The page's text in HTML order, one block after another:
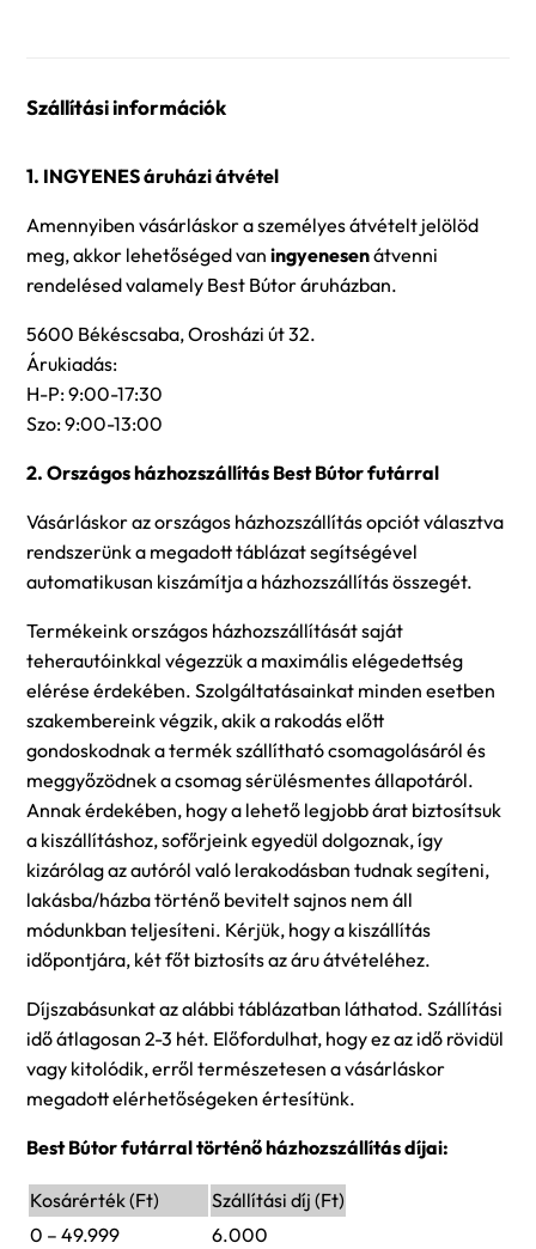
Szállítási információk
1. INGYENES áruházi átvétel
Amennyiben vásárláskor a személyes átvételt jelölöd
meg, akkor lehetőséged van ingyenesenátvenni
rendelésed valamely Best Bútor áruházban.
5600 Békéscsaba, Orosházi út 32.
Árukiadás:
H-P: 9:00-17:30
Szo: 9:00-13:00
2. Országos házhozszállítás Best Bútor futárral
Vásárláskor az országos házhozszállítás opciót választva
rendszerünk a megadott táblázat segítségével
automatikusan kiszámítja a házhozszállítás összegét.
Termékeink országos házhozszállítását saját
teherautóinkkal végezzük a maximális elégedettség
elérése érdekében. Szolgáltatásainkat minden esetben
szakembereink végzik, akik a rakodás előtt
gondoskodnak a termék szállítható csomagolásáról és
meggyőzödnek a csomag sérülésmentes állapotáról.
Annak érdekében, hogy a lehető legjobb árat biztosítsuk
a kiszállításhoz, sofőrjeink egyedül dolgoznak, így
kizárólag az autóról való lerakodásban tudnak segíteni,
lakásba/házba történő bevitelt sajnos nem áll
módunkban teljesíteni. Kérjük, hogy a kiszállítás
időpontjára, két főt biztosíts az áru átvételéhez.
Díjszabásunkat az alábbi táblázatban láthatod. Szállítási
idő átlagosan 2-3 hét. Előfordulhat, hogy ez az idő rövidül
vagy kitolódik, erről természetesen a vásárláskor
megadott elérhetőségeken értesítünk.
Best Bútor futárral történő házhozszállítás díjai:
Kosárérték (Ft)
Szállítási díj (Ft)
0 – 49.999
6.000